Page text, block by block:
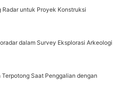
untuk Proyek Konstruksi
dalam Survey Eksplorasi Arkeologi
Saat Penggalian dengan